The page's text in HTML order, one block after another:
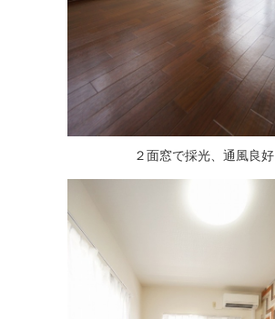
２面窓で採光、通風良好